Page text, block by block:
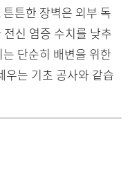
튼한 장벽은 외부 독
신 염증 수치를 낮추
단순히 배변을 위한
우는 기초 공사와 같습